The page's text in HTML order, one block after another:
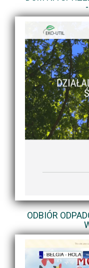
ODBIÓR